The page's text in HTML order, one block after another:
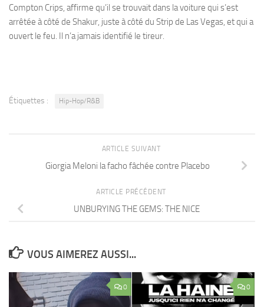
Compton Crips, affirme qu’il se trouvait dans la voiture qui s’est
arrêtée à côté de Shakur, juste à côté du Strip de Las Vegas, et qui a
ouvert le feu. Il n’a jamais identifié le tireur.
Étiquettes : Hip-Hop/R&B
ARTICLE SUIVANT
Giorgia Meloni la facho fâchée contre Placebo
ARTICLE PRÉCÉDENT
UNBURYING THE GEMS: THE NICE
VOUS AIMEREZ AUSSI...
0 0